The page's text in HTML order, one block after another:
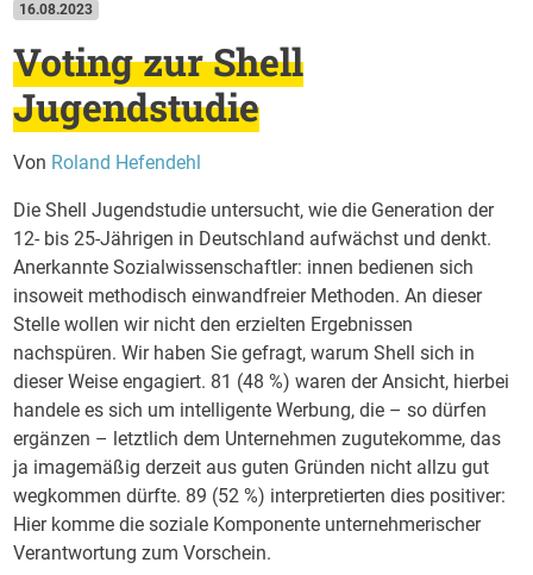
16.08.2023
Voting zur Shell
Jugendstudie
Von Roland Hefendehl
Die Shell Jugendstudie untersucht, wie die Generation der
12- bis 25-Jährigen in Deutschland aufwächst und denkt.
Anerkannte Sozialwissenschaftler: innen bedienen sich
insoweit methodisch einwandfreier Methoden. An dieser
Stelle wollen wir nicht den erzielten Ergebnissen
nachspüren. Wir haben Sie gefragt, warum Shell sich in
dieser Weise engagiert. 81 (48 %) waren der Ansicht, hierbei
handele es sich um intelligente Werbung, die – so dürfen
ergänzen – letztlich dem Unternehmen zugutekomme, das
ja imagemäßig derzeit aus guten Gründen nicht allzu gut
wegkommen dürfte. 89 (52 %) interpretierten dies positiver:
Hier komme die soziale Komponente unternehmerischer
Verantwortung zum Vorschein.